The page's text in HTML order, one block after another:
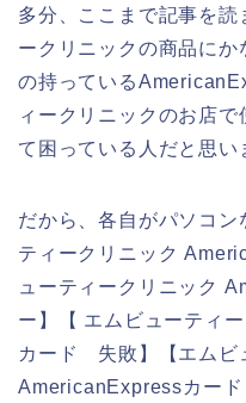
多分、ここまで記事を読
ークリニックの商品にか
の持っている
ィークリニックのお店
て困っている人だと思い
だから、各自がパソコ
ティークリニック
ューティークリニック
ー】【 エムビューティ
カード 失敗】【エムビ
AmericanExpressカー